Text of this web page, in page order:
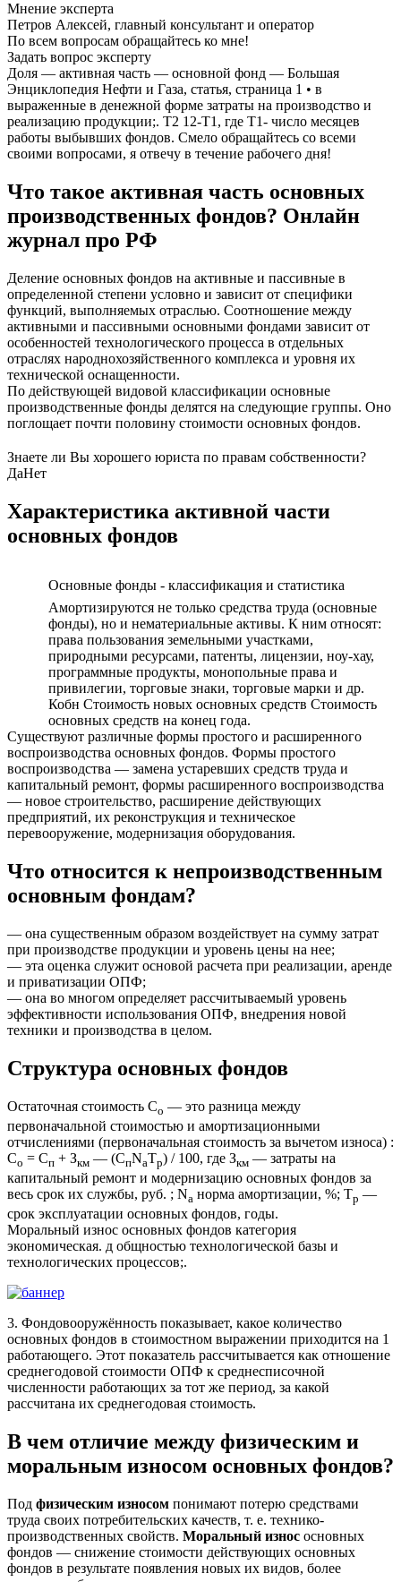
Мнение эксперта
Петров Алексей, главный консультант и оператор
По всем вопросам обращайтесь ко мне!
Задать вопрос эксперту
Доля — активная часть — основной фонд — Большая
Энциклопедия Нефти и Газа, статья, страница 1 • в
выраженные в денежной форме затраты на производство и
реализацию продукции;. Т2 12-Т1, где Т1- число месяцев
работы выбывших фондов. Смело обращайтесь со всеми
своими вопросами, я отвечу в течение рабочего дня!
Что такое активная часть основных
производственных фондов? Онлайн
журнал про РФ
Деление основных фондов на активные и пассивные в
определенной степени условно и зависит от специфики
функций, выполняемых отраслью. Соотношение между
активными и пассивными основными фондами зависит от
особенностей технологического процесса в отдельных
отраслях народнохозяйственного комплекса и уровня их
технической оснащенности.
По действующей видовой классификации основные
производственные фонды делятся на следующие группы. Оно
поглощает почти половину стоимости основных фондов.
Знаете ли Вы хорошего юриста по правам собственности?
ДаНет
Характеристика активной части
основных фондов
Основные фонды - классификация и статистика
Амортизируются не только средства труда (основные
фонды), но и нематериальные активы. К ним относят:
права пользования земельными участками,
природными ресурсами, патенты, лицензии, ноу-хау,
программные продукты, монопольные права и
привилегии, торговые знаки, торговые марки и др.
Кобн Стоимость новых основных средств Стоимость
основных средств на конец года.
Существуют различные формы простого и расширенного
воспроизводства основных фондов. Формы простого
воспроизводства — замена устаревших средств труда и
капитальный ремонт, формы расширенного воспроизводства
— новое строительство, расширение действующих
предприятий, их реконструкция и техническое
перевооружение, модернизация оборудования.
Что относится к непроизводственным
основным фондам?
— она существенным образом воздействует на сумму затрат
при производстве продукции и уровень цены на нее;
— эта оценка служит основой расчета при реализации, аренде
и приватизации ОПФ;
— она во многом определяет рассчитываемый уровень
эффективности использования ОПФ, внедрения новой
техники и производства в целом.
Структура основных фондов
Остаточная стоимость Со — это разница между
первоначальной стоимостью и амортизационными
отчислениями (первоначальная стоимость за вычетом износа) :
Со = Сп + Зкм — (СпNаTр) / 100, где Зкм — затраты на
капитальный ремонт и модернизацию основных фондов за
весь срок их службы, руб. ; Nа норма амортизации, %; Tр —
срок эксплуатации основных фондов, годы.
Моральный износ основных фондов категория
экономическая. д общностью технологической базы и
технологических процессов;.
3. Фондовооружённость показывает, какое количество
основных фондов в стоимостном выражении приходится на 1
работающего. Этот показатель рассчитывается как отношение
среднегодовой стоимости ОПФ к среднесписочной
численности работающих за тот же период, за какой
рассчитана их среднегодовая стоимость.
В чем отличие между физическим и
моральным износом основных фондов?
Под физическим износом понимают потерю средствами
труда своих потребительских качеств, т. е. технико-
производственных свойств. Моральный износ основных
фондов — снижение стоимости действующих основных
фондов в результате появления новых их видов, более